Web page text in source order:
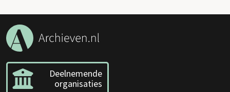
Deelnemende
organisaties